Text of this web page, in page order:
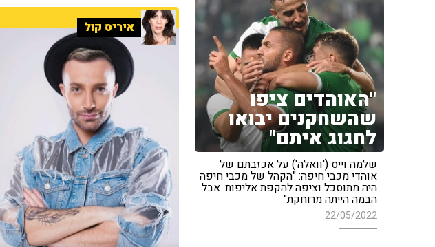
"האוהדים ציפו
שהשחקנים יבואו
לחגוג איתם"
שלמה וייס ('וואלה') על אכזבתם של
אוהדי מכבי חיפה: "הקהל של מכבי חיפה
היה מתוסכל וציפה להקפת אליפות. אבל
הבמה הייתה מרוחקת"
22/05/2022
איריס קול